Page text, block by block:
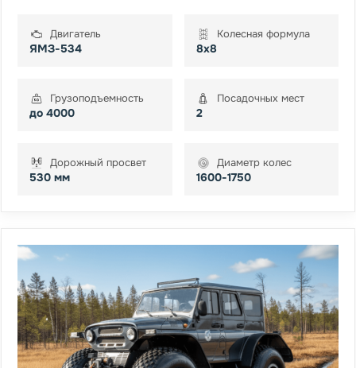
Двигатель
ЯМЗ-534
Колесная формула
8x8
Грузоподъемность
до 4000
Посадочных мест
2
Дорожный просвет
530 мм
Диаметр колес
1600-1750